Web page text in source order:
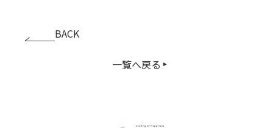
BACK
一覧へ戻る